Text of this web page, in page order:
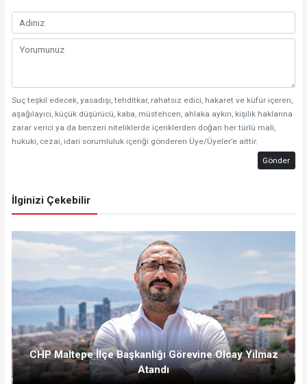
Suç teşkil edecek, yasadışı, tehditkar, rahatsız edici, hakaret ve küfür içeren,
aşağılayıcı, küçük düşürücü, kaba, müstehcen, ahlaka aykırı, kişilik haklarına
zarar verici ya da benzeri niteliklerde içeriklerden doğan her türlü mali,
hukuki, cezai, idari sorumluluk içeriği gönderen Üye/Üyeler’e aittir.
Gönder
İlginizi Çekebilir
CHP Maltepe İlçe Başkanlığı Görevine Olcay Yılmaz
Atandı